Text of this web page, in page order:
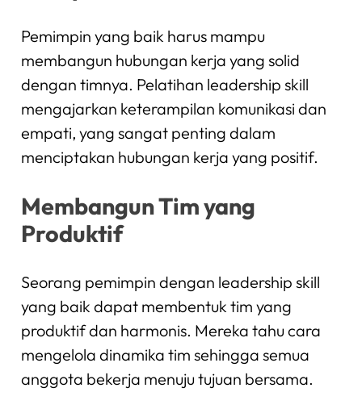
Pemimpin yang baik harus mampu
membangun hubungan kerja yang solid
dengan timnya. Pelatihan leadership skill
mengajarkan keterampilan komunikasi dan
empati, yang sangat penting dalam
menciptakan hubungan kerja yang positif.
Membangun Tim yang
Produktif
Seorang pemimpin dengan leadership skill
yang baik dapat membentuk tim yang
produktif dan harmonis. Mereka tahu cara
mengelola dinamika tim sehingga semua
anggota bekerja menuju tujuan bersama.